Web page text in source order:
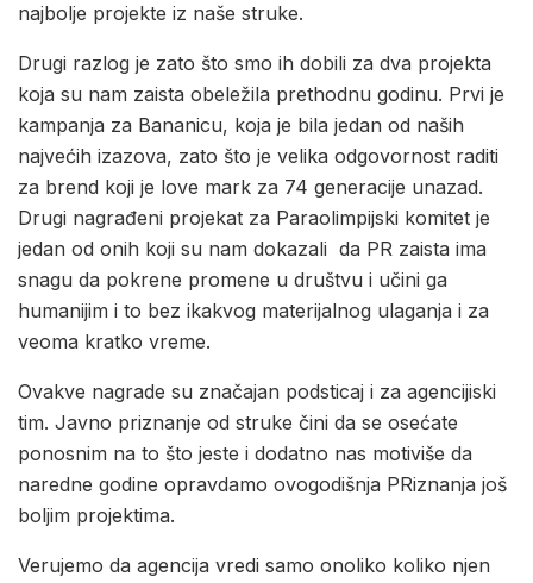
najbolje projekte iz naše struke.
Drugi razlog je zato što smo ih dobili za dva projekta
koja su nam zaista obeležila prethodnu godinu. Prvi je
kampanja za Bananicu, koja je bila jedan od naših
najvećih izazova, zato što je velika odgovornost raditi
za brend koji je love mark za 74 generacije unazad.
Drugi nagrađeni projekat za Paraolimpijski komitet je
jedan od onih koji su nam dokazali da PR zaista ima
snagu da pokrene promene u društvu i učini ga
humanijim i to bez ikakvog materijalnog ulaganja i za
veoma kratko vreme.
Ovakve nagrade su značajan podsticaj i za agencijiski
tim. Javno priznanje od struke čini da se osećate
ponosnim na to što jeste i dodatno nas motiviše da
naredne godine opravdamo ovogodišnja PRiznanja još
boljim projektima.
Verujemo da agencija vredi samo onoliko koliko njen